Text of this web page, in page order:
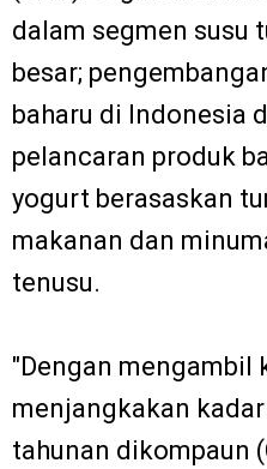
dalam segmen susu
besar;
baharu di Indonesia
pelancaran produk
yogurt berasaskan
makanan dan
tenusu.
"Dengan mengambil
menjangkakan
tahunan dikompaun